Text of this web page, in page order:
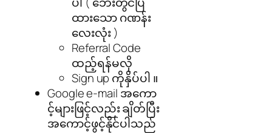
ထားသော ဂဏန်း
လေးလုံး )
Referral Code
ထည့်ရန်မလို
Sign up ကိုနှိပ်ပါ ။
Google e-mail အကော
င့်များဖြင့်လည်း ချိတ်ပြီး
အကောင့်ဖွင့်နိုင်ပါသည်